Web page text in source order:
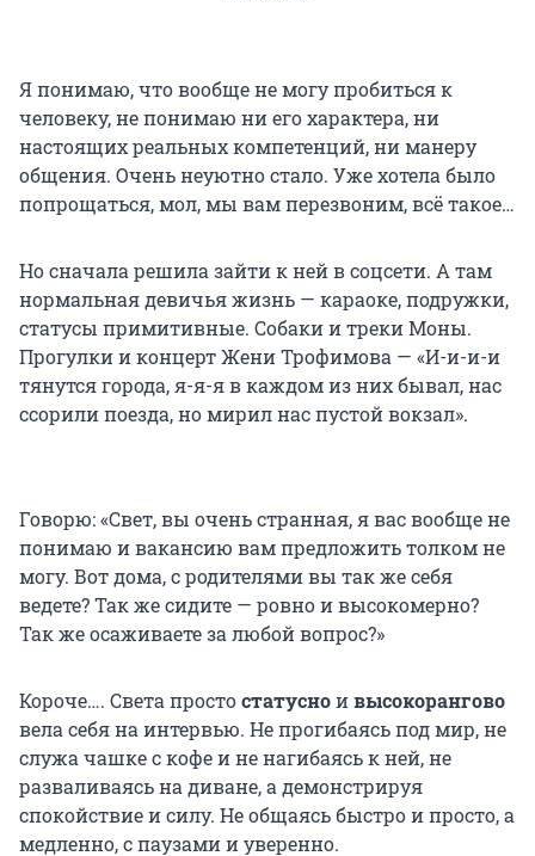
Я понимаю, что вообще не могу пробиться к
человеку, не понимаю ни его характера, ни
настоящих реальных компетенций, ни манеру
общения. Очень неуютно стало. Уже хотела было
попрощаться, мол, мы вам перезвоним, всё такое…
Но сначала решила зайти к ней в соцсети. А там
нормальная девичья жизнь — караоке, подружки,
статусы примитивные. Собаки и треки Моны.
Прогулки и концерт Жени Трофимова — «И-и-и-и
тянутся города, я-я-я в каждом из них бывал, нас
ссорили поезда, но мирил нас пустой вокзал».
Говорю: «Свет, вы очень странная, я вас вообще не
понимаю и вакансию вам предложить толком не
могу. Вот дома, с родителями вы так же себя
ведете? Так же сидите — ровно и высокомерно?
Так же осаживаете за любой вопрос?»
Короче…. Света простостатусноивысокорангово
вела себя на интервью. Не прогибаясь под мир, не
служа чашке с кофе и не нагибаясь к ней, не
разваливаясь на диване, а демонстрируя
спокойствие и силу. Не общаясь быстро и просто, а
медленно, с паузами и уверенно.